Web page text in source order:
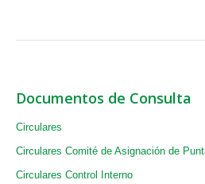
Documentos de Consulta
Circulares
Circulares Comité de Asignación de
Circulares Control Interno